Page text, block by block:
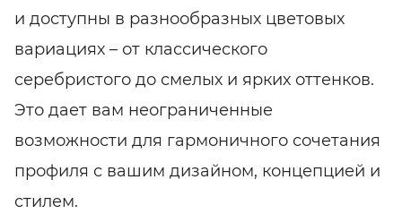
и доступны в разнообразных цветовых
вариациях – от классического
серебристого до смелых и ярких оттенков.
Это дает вам неограниченные
возможности для гармоничного сочетания
профиля с вашим дизайном, концепцией и
стилем.